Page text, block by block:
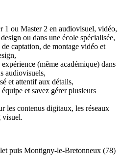
1 ou Master 2 en audiovisuel, vidéo,
ou dans une école spécialisée,
captation, de montage vidéo et
(même académique) dans
audiovisuels,
et attentif aux détails,
et savez gérer plusieurs
les contenus digitaux, les réseaux
visuel.
puis Montigny-le-Bretonneux (78)